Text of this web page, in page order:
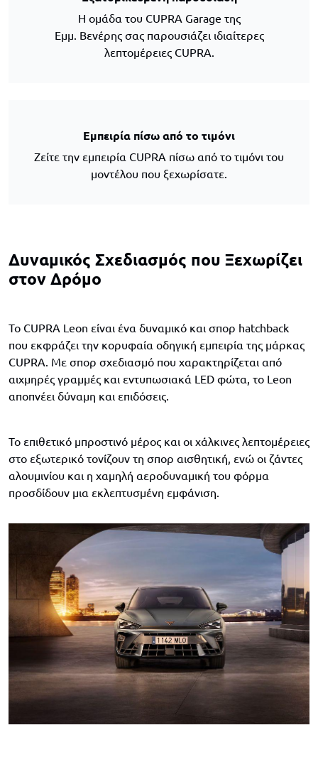
Η ομάδα του CUPRA Garage της
Εμμ. Βενέρης σας παρουσιάζει ιδιαίτερες
λεπτομέρειες CUPRA.
Εμπειρία πίσω από το τιμόνι
Ζείτε την εμπειρία CUPRA πίσω από το τιμόνι του
μοντέλου που ξεχωρίσατε.
Δυναμικός Σχεδιασμός που Ξεχωρίζει
στον Δρόμο
Το CUPRA Leon είναι ένα δυναμικό και σπορ hatchback
που εκφράζει την κορυφαία οδηγική εμπειρία της μάρκας
CUPRA. Με σπορ σχεδιασμό που χαρακτηρίζεται από
αιχμηρές γραμμές και εντυπωσιακά LED φώτα, το Leon
αποπνέει δύναμη και επιδόσεις.
Το επιθετικό μπροστινό μέρος και οι χάλκινες λεπτομέρειες
στο εξωτερικό τονίζουν τη σπορ αισθητική, ενώ οι ζάντες
αλουμινίου και η χαμηλή αεροδυναμική του φόρμα
προσδίδουν μια εκλεπτυσμένη εμφάνιση.